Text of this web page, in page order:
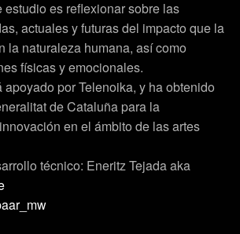
estudio es reflexionar sobre las
actuales y futuras del impacto que la
la naturaleza humana, así como
físicas y emocionales.
apoyado por Telenoika, y ha obtenido
de Cataluña para la
en el ámbito de las artes
técnico: Eneritz Tejada aka